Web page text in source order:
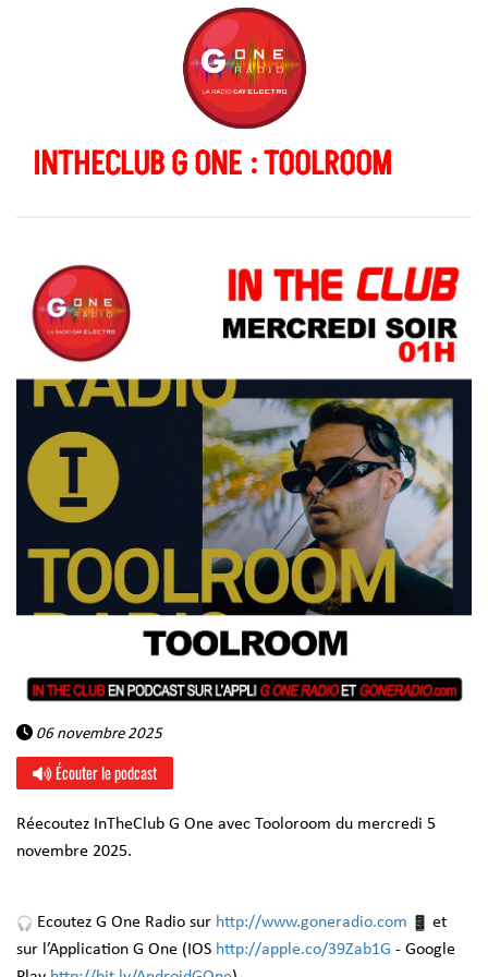
INTHECLUB G ONE : TOOLROOM
06 novembre 2025
Écouter le podcast
Réecoutez InTheClub G One avec Tooloroom du mercredi 5
novembre 2025.
Ecoutez G One Radio sur http://www.goneradio.com
et
sur l’Application G One (IOS http://apple.co/39Zab1G - Google